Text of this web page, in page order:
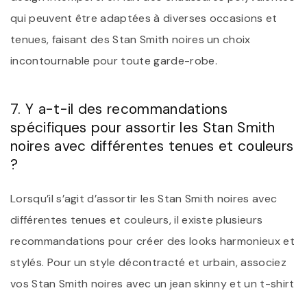
qui peuvent être adaptées à diverses occasions et
tenues, faisant des Stan Smith noires un choix
incontournable pour toute garde-robe.
7. Y a-t-il des recommandations
spécifiques pour assortir les Stan Smith
noires avec différentes tenues et couleurs
?
Lorsqu’il s’agit d’assortir les Stan Smith noires avec
différentes tenues et couleurs, il existe plusieurs
recommandations pour créer des looks harmonieux et
stylés. Pour un style décontracté et urbain, associez
vos Stan Smith noires avec un jean skinny et un t-shirt